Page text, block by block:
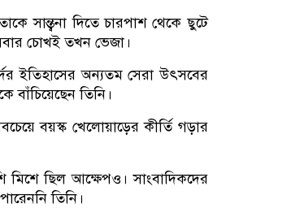
সান্ত্বনা দিতে চারপাশ থেকে ছুটে
চোখই তখন ভেজা।
ইতিহাসের অন্যতম সেরা উৎসবের
তিনি।
বয়স্ক খেলোয়াড়ের কীর্তি গড়ার
মিশে ছিল আক্ষেপও। সাংবাদিকদের
তিনি।